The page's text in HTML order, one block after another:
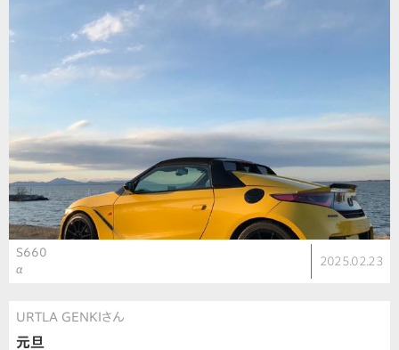
S660
α
2025.02.23
URTLA GENKIさん
元旦